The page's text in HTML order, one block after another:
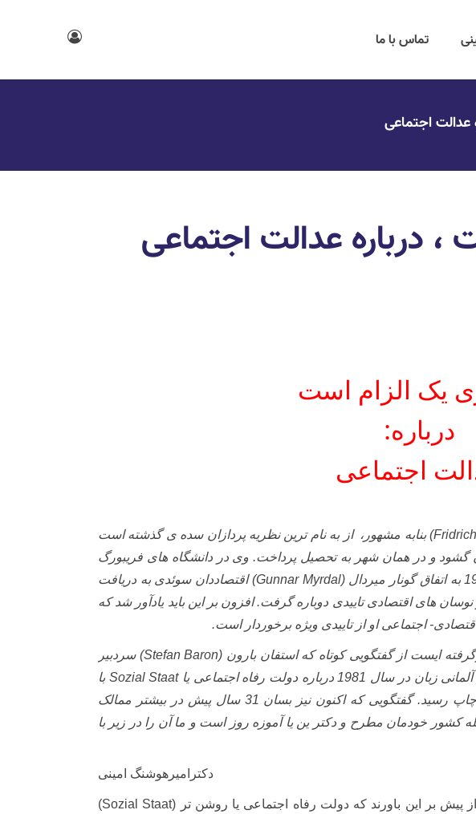
تماس با ما
عدالت اجتماعی
، درباره عدالت اجتماعی
یک الزام است
درباره:
اجتماعی
بنابه مشهور، از به نام ترین نظریه پردازان سده ی گذشته است
به جهان گشود و در همان شهر به تحصیل پرداخت. وی در دانشگاه های فریبورگ
(Gunnar Myrdal)اقتصاددان سوئدی به دریافت
های اقتصادی تاییدی دوباره گرفت. افزون بر این باید یادآور شد که
اجتماعی او از تاییدی ویژه برخوردار است.
ایست از گفتگویی کوتاه که استفان بارون (Stefan Baron) سردبیر
آلمانی زبان در سال 1981 درباره دولت رفاه اجتماعی یا Sozial Staat با
هایک داشته وبار دیگر، باز دوباره در آن نشریه به چاپ رسید. گفتگویی که اکنون نیز بسان 31 سال پیش در بیشتر ممالک
کشور خودمان مطرح و دکتر ین یا آموزه روز است و ما آن را در زیر با
دکترامیرهوشنگ امینی
پیش بر این باورند که دولت رفاه اجتماعی یا روشن تر (Sozial Staat)